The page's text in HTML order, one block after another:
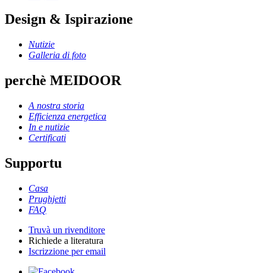
Design & Ispirazione
Nutizie
Galleria di foto
perchè MEIDOOR
A nostra storia
Efficienza energetica
In e nutizie
Certificati
Supportu
Casa
Prughjetti
FAQ
Truvà un rivenditore
Richiede a literatura
Iscrizzione per email